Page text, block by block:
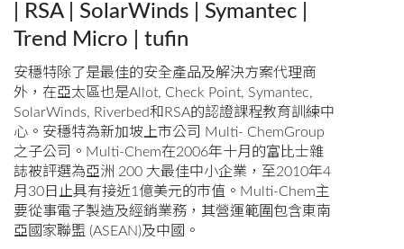
| RSA | SolarWinds | Symantec |
Trend Micro | tufin
安穩特除了是最佳的安全產品及解決方案代理商
外，在亞太區也是Allot, Check Point, Symantec,
SolarWinds, Riverbed和RSA的認證課程教育訓練中
心。安穩特為新加坡上市公司 Multi- ChemGroup
之子公司。Multi-Chem在2006年十月的富比士雜
誌被評選為亞洲 200 大最佳中小企業，至2010年4
月30日止具有接近1億美元的市值。Multi-Chem主
要從事電子製造及經銷業務，其營運範圍包含東南
亞國家聯盟 (ASEAN)及中國。